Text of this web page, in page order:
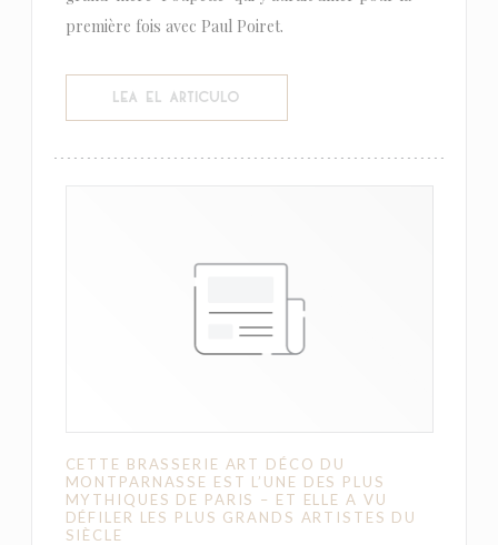
première fois avec Paul Poiret.
LEA EL ARTICULO
CETTE BRASSERIE ART DÉCO DU
MONTPARNASSE EST L’UNE DES PLUS
MYTHIQUES DE PARIS – ET ELLE A VU
DÉFILER LES PLUS GRANDS ARTISTES DU
SIÈCLE